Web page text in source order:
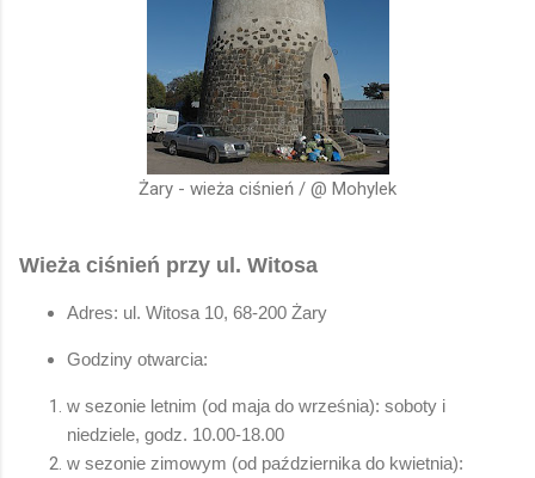
Żary - wieża ciśnień / @ Mohylek
Wieża ciśnień przy ul. Witosa
Adres: ul. Witosa 10, 68-200 Żary
Godziny otwarcia:
w sezonie letnim (od maja do września): soboty i
niedziele, godz. 10.00-18.00
w sezonie zimowym (od października do kwietnia):